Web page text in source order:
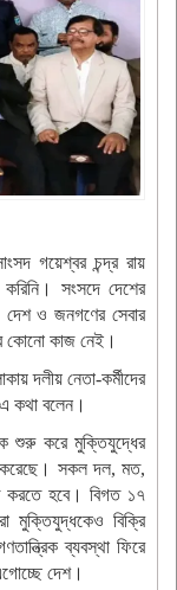
গয়েশ্বর চন্দ্র রায়
করিনি। সংসদে দেশের
দেশ ও জনগণের সেবার
কোনো কাজ নেই।
দলীয় নেতা-কর্মীদের
এ কথা বলেন।
শুরু করে মুক্তিযুদ্ধের
করেছে। সকল দল, মত,
করতে হবে। বিগত ১৭
মুক্তিযুদ্ধকেও বিক্রি
ব্যবস্থা ফিরে
দেশ।